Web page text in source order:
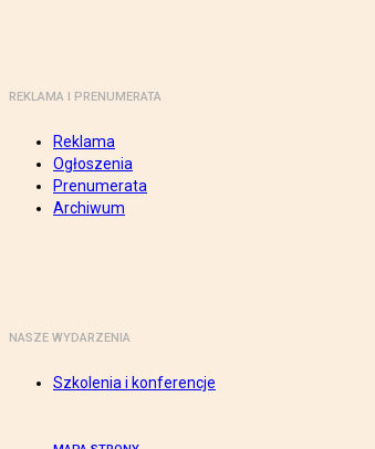
REKLAMA I PRENUMERATA
Reklama
Ogłoszenia
Prenumerata
Archiwum
NASZE WYDARZENIA
Szkolenia i konferencje